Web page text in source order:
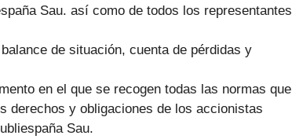
Sau. así como de todos los representantes
de situación, cuenta de pérdidas y
en el que se recogen todas las normas que
derechos y obligaciones de los accionistas
Sau.